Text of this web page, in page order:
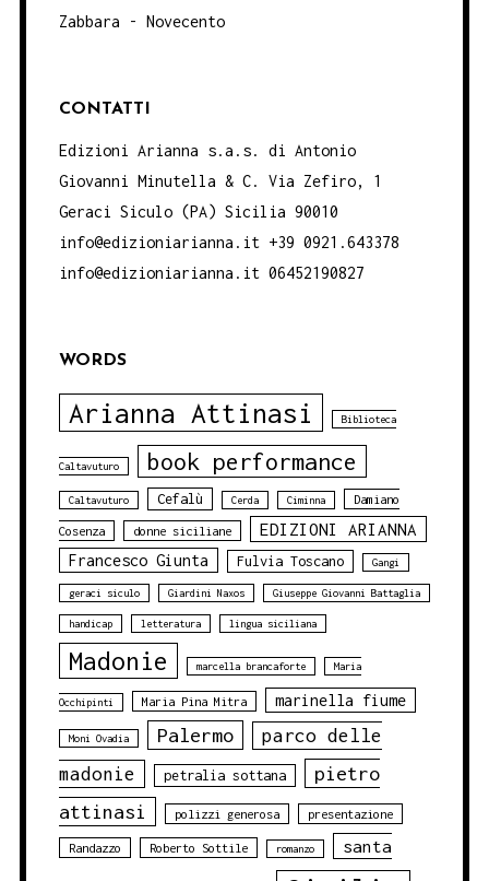
Zabbara - Novecento
CONTATTI
Edizioni Arianna s.a.s. di Antonio
Giovanni Minutella & C. Via Zefiro, 1
Geraci Siculo (PA) Sicilia 90010
info@edizioniarianna.it +39 0921.643378
info@edizioniarianna.it 06452190827
WORDS
Arianna Attinasi Biblioteca
Caltavuturo book performance
Caltavuturo Cefalù Cerda Ciminna Damiano
Cosenza donne siciliane EDIZIONI ARIANNA
Francesco Giunta Fulvia Toscano Gangi
geraci siculo Giardini Naxos Giuseppe Giovanni Battaglia
handicap letteratura lingua siciliana
Madonie marcella brancaforte Maria
Occhipinti Maria Pina Mitra marinella fiume
Moni Ovadia Palermo
parco delle
madonie
petralia sottana
pietro
attinasi
polizzi generosa presentazione
Randazzo Roberto Sottile romanzo santa